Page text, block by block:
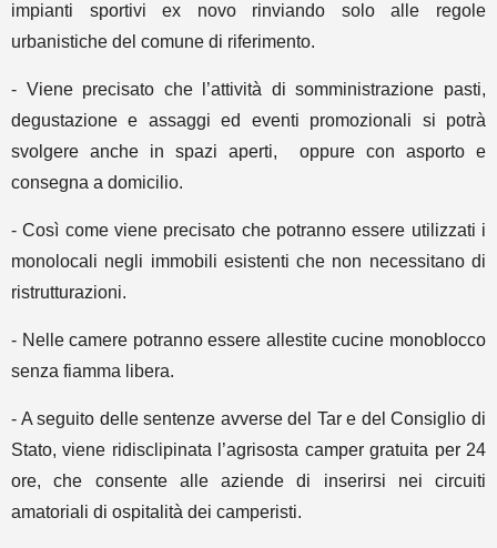
impianti sportivi ex novo rinviando solo alle regole
urbanistiche del comune di riferimento.
- Viene precisato che l’attività di somministrazione pasti,
degustazione e assaggi ed eventi promozionali si potrà
svolgere anche in spazi aperti, oppure con asporto e
consegna a domicilio.
- Così come viene precisato che potranno essere utilizzati i
monolocali negli immobili esistenti che non necessitano di
ristrutturazioni.
- Nelle camere potranno essere allestite cucine monoblocco
senza fiamma libera.
- A seguito delle sentenze avverse del Tar e del Consiglio di
Stato, viene ridisclipinata l’agrisosta camper gratuita per 24
ore, che consente alle aziende di inserirsi nei circuiti
amatoriali di ospitalità dei camperisti.